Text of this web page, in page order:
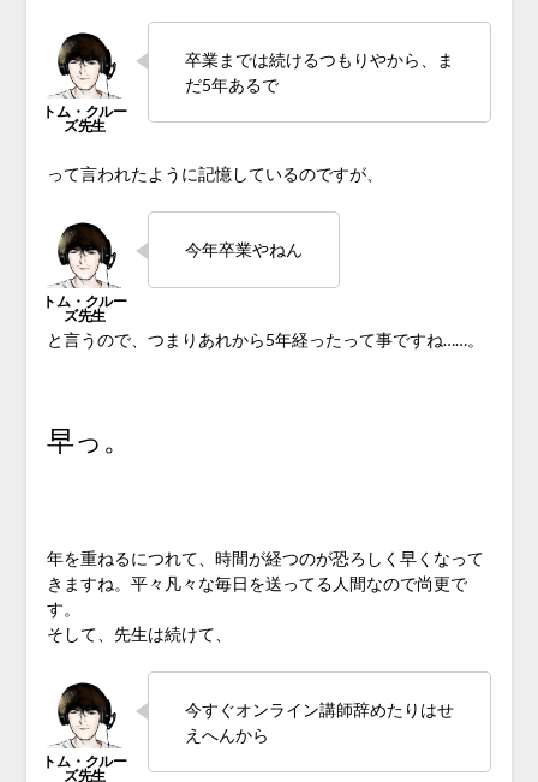
卒業までは続けるつもりやから、ま
だ5年あるで
って言われたように記憶しているのですが、
今年卒業やねん
と言うので、つまりあれから5年経ったって事ですね……。
早っ。
年を重ねるにつれて、時間が経つのが恐ろしく早くなって
きますね。平々凡々な毎日を送ってる人間なので尚更で
す。
そして、先生は続けて、
今すぐオンライン講師辞めたりはせ
えへんから